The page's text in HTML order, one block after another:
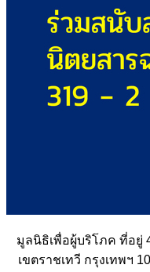
มูลนิธิเพื่อผู้บริโภค ที่อ
เขตราชเทวี กรุงเทพฯ